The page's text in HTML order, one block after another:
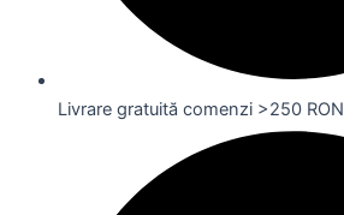
Livrare gratuită comenzi >250 RON